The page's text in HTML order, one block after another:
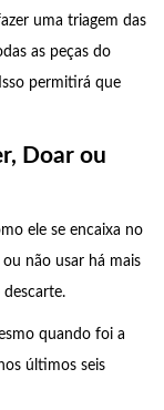
uma triagem das
as peças do
permitirá que
Doar ou
ele se encaixa no
não usar há mais
quando foi a
últimos seis